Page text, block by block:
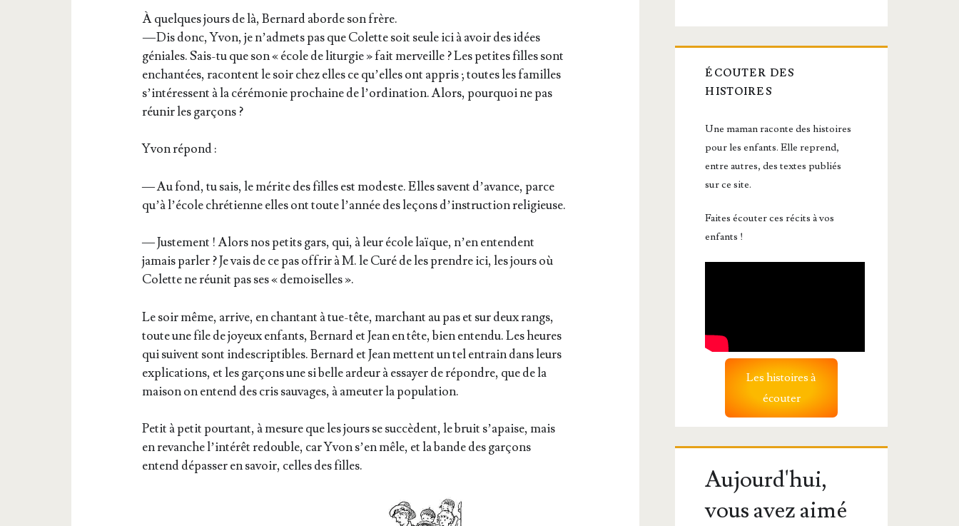
À quelques jours de là, Ber­nard aborde son frère.
— Dis donc, Yvon, je n’admets pas que Colette soit seule ici à avoir des idées
géniales. Sais-tu que son « école de litur­gie » fait mer­veille ? Les petites filles sont
enchan­tées, racontent le soir chez elles ce qu’elles ont appris ; toutes les familles
s’in­té­ressent à la céré­mo­nie pro­chaine de l’ordination. Alors, pour­quoi ne pas
réunir les garçons ?
Yvon répond :
— Au fond, tu sais, le mérite des filles est modeste. Elles savent d’avance, parce
qu’à l’école chré­tienne elles ont toute l’année des leçons d’instruction religieuse.
— Jus­te­ment ! Alors nos petits gars, qui, à leur école laïque, n’en entendent
jamais par­ler ? Je vais de ce pas offrir à M. le Curé de les prendre ici, les jours où
Colette ne réunit pas ses « demoiselles ».
Le soir même, arrive, en chan­tant à tue-tête, mar­chant au pas et sur deux rangs,
toute une file de joyeux enfants, Ber­nard et Jean en tête, bien enten­du. Les heures
qui suivent sont indes­crip­tibles. Ber­nard et Jean mettent un tel entrain dans leurs
expli­ca­tions, et les gar­çons une si belle ardeur à essayer de répondre, que de la
mai­son on entend des cris sau­vages, à ameu­ter la population.
Petit à petit pour­tant, à mesure que les jours se suc­cèdent, le bruit s’apaise, mais
en revanche l’intérêt redouble, car Yvon s’en mêle, et la bande des gar­çons
entend dépas­ser en savoir, celles des filles.
ÉCOUTER DES
HISTOIRES
Une maman raconte des histoires
pour les enfants. Elle reprend,
entre autres, des textes publiés
sur ce site.
Faites écouter ces récits à vos
enfants !
Les histoires à
écouter
Aujourd'hui,
vous avez aimé